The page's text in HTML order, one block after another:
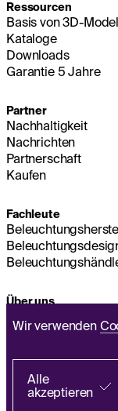
Wir verwenden
Alle
akzeptieren
Ressourcen
Basis von 3D-
Kataloge
Downloads
Garantie 5 Jahre
Partner
Nachhaltigkeit
Nachrichten
Partnerschaft
Kaufen
Fachleute
Über uns
Hauptsitz